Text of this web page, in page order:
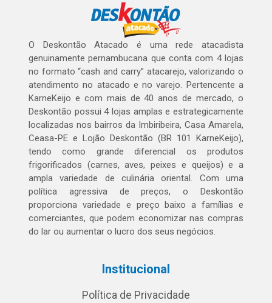
O Deskontão Atacado é uma rede atacadista
genuinamente pernambucana que conta com 4 lojas
no formato “cash and carry” atacarejo, valorizando o
atendimento no atacado e no varejo. Pertencente a
KarneKeijo e com mais de 40 anos de mercado, o
Deskontão possui 4 lojas amplas e estrategicamente
localizadas nos bairros da Imbiribeira, Casa Amarela,
Ceasa-PE e Lojão Deskontão (BR 101 KarneKeijo),
tendo como grande diferencial os produtos
frigorificados (carnes, aves, peixes e queijos) e a
ampla variedade de culinária oriental. Com uma
política agressiva de preços, o Deskontão
proporciona variedade e preço baixo a famílias e
comerciantes, que podem economizar nas compras
do lar ou aumentar o lucro dos seus negócios.
Institucional
Política de Privacidade